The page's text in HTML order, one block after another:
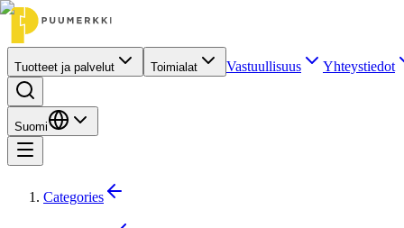
Tuotteet ja palvelut Toimialat Vastuullisuus Yhteystiedot
Suomi
Categories